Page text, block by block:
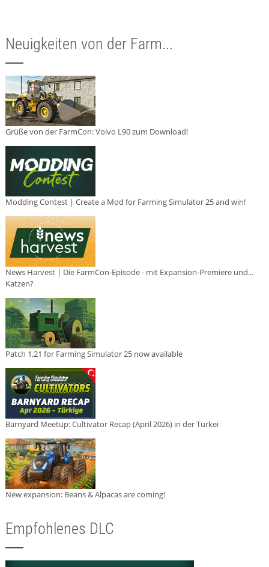
Neuigkeiten von der Farm...
Grüße von der FarmCon: Volvo L90 zum Download!
Modding Contest | Create a Mod for Farming Simulator 25 and win!
News Harvest | Die FarmCon-Episode - mit Expansion-Premiere und...
Katzen?
Patch 1.21 for Farming Simulator 25 now available
Barnyard Meetup: Cultivator Recap (April 2026) in der Türkei
New expansion: Beans & Alpacas are coming!
Empfohlenes DLC